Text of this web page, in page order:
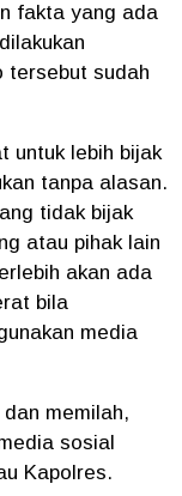
fakta yang ada
tersebut sudah
untuk lebih bijak
tanpa alasan.
tidak bijak
atau pihak lain
akan ada
bila
media
memilah,
sosial
Kapolres.